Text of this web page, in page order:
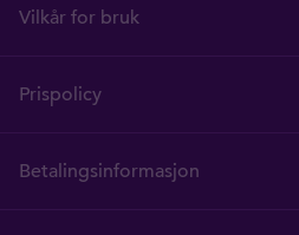
Vilkår for bruk
Prispolicy
Betalingsinformasjon